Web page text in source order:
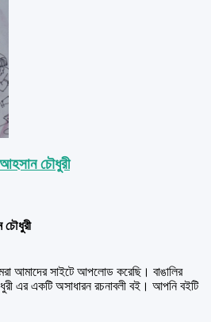
চৌধুরী
চৌধুরী
আমাদের সাইটে আপলোড করেছি। বাঙালির
এর একটি অসাধারন রচনাবলী বই। আপনি বইটি